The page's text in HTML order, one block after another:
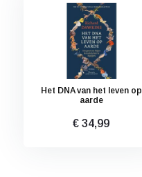
Het DNA van het leven op
aarde
€ 34,99